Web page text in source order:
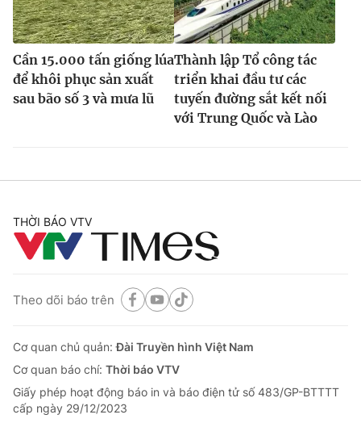
Cần 15.000 tấn giống lúa
để khôi phục sản xuất
sau bão số 3 và mưa lũ
Thành lập Tổ công tác
triển khai đầu tư các
tuyến đường sắt kết nối
với Trung Quốc và Lào
THỜI BÁO VTV
Theo dõi báo trên
Cơ quan chủ quản:Đài Truyền hình Việt Nam
Cơ quan báo chí: Thời báo VTV
Giấy phép hoạt động báo in và báo điện tử số 483/GP-BTTTT
cấp ngày 29/12/2023